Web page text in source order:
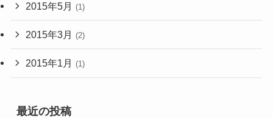
2015年5月 (1)
2015年3月 (2)
2015年1月 (1)
最近の投稿